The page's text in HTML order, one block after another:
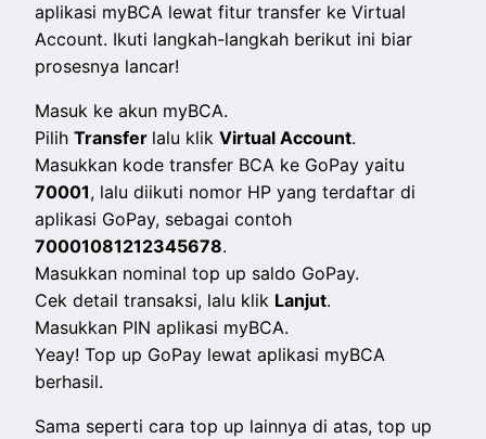
aplikasi myBCA lewat fitur transfer ke Virtual
Account. Ikuti langkah-langkah berikut ini biar
prosesnya lancar!
Masuk ke akun myBCA.
Pilih Transfer lalu klikVirtual Account.
Masukkan kode transfer BCA ke GoPay yaitu
70001, lalu diikuti nomor HP yang terdaftar di
aplikasi GoPay, sebagai contoh
70001081212345678.
Masukkan nominal top up saldo GoPay.
Cek detail transaksi, lalu klik Lanjut.
Masukkan PIN aplikasi myBCA.
Yeay! Top up GoPay lewat aplikasi myBCA
berhasil.
Sama seperti cara top up lainnya di atas, top up